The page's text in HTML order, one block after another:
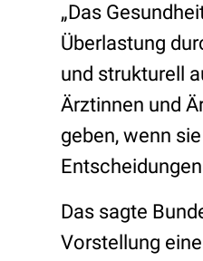
„Das
Überlastung
und strukturell
Ärztinnen und
geben, wenn
Das sagte
Vorstellung